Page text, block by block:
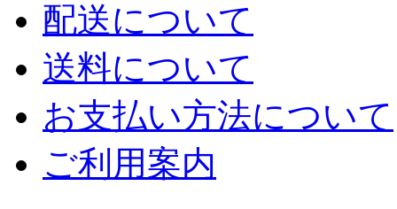
配送について
送料について
お支払い方法について
ご利用案内